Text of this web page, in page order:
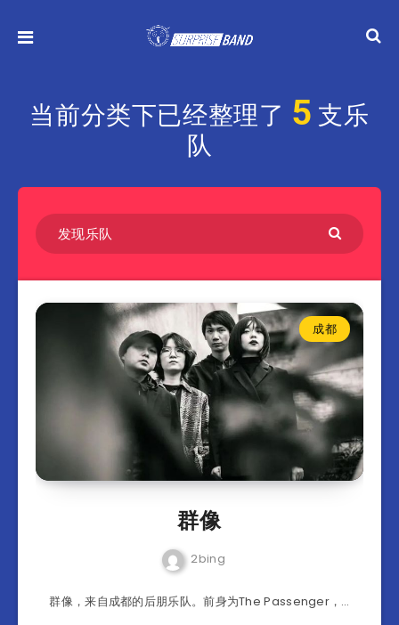
当前分类下已经整理了 5 支乐
队
成都
群像
2bing
群像，来自成都的后朋乐队。前身为The Passenger，…